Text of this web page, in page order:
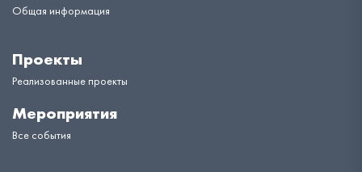
Общая информация
Проекты
Реализованные проекты
Мероприятия
Все события